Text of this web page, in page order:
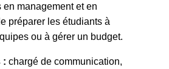
management et en
préparer les étudiants à
ou à gérer un budget.
: chargé de communication,